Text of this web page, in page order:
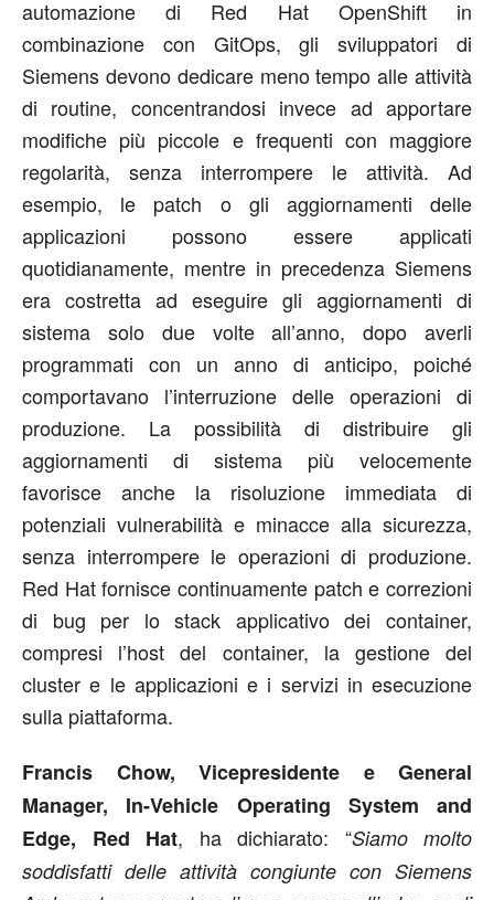
automazione di Red Hat OpenShift in
combinazione con GitOps, gli sviluppatori di
Siemens devono dedicare meno tempo alle attività
di routine, concentrandosi invece ad apportare
modifiche più piccole e frequenti con maggiore
regolarità, senza interrompere le attività. Ad
esempio, le patch o gli aggiornamenti delle
applicazioni possono essere applicati
quotidianamente, mentre in precedenza Siemens
era costretta ad eseguire gli aggiornamenti di
sistema solo due volte all’anno, dopo averli
programmati con un anno di anticipo, poiché
comportavano l’interruzione delle operazioni di
produzione. La possibilità di distribuire gli
aggiornamenti di sistema più velocemente
favorisce anche la risoluzione immediata di
potenziali vulnerabilità e minacce alla sicurezza,
senza interrompere le operazioni di produzione.
Red Hat fornisce continuamente patch e correzioni
di bug per lo stack applicativo dei container,
compresi l’host del container, la gestione del
cluster e le applicazioni e i servizi in esecuzione
sulla piattaforma.
Francis Chow, Vicepresidente e General
Manager, In-Vehicle Operating System and
Edge, Red Hat, ha dichiarato: “Siamo molto
soddisfatti delle attività congiunte con Siemens